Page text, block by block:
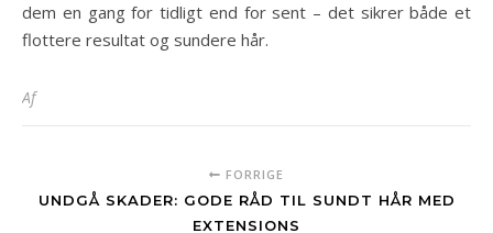
dem en gang for tidligt end for sent – det sikrer både et
flottere resultat og sundere hår.
Af
FORRIGE
UNDGÅ SKADER: GODE RÅD TIL SUNDT HÅR MED
EXTENSIONS